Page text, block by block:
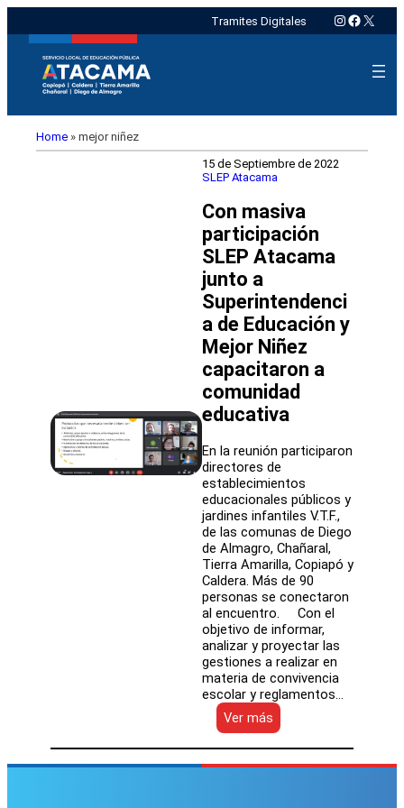
Tramites Digitales Instagram
X
Home » mejor niñez
15 de Septiembre de 2022
SLEP Atacama
Con masiva
participación
SLEP Atacama
junto a
Superintendenci
a de Educación y
Mejor Niñez
capacitaron a
comunidad
educativa
En la reunión participaron
directores de
establecimientos
educacionales públicos y
jardines infantiles V.T.F.,
de las comunas de Diego
de Almagro, Chañaral,
Tierra Amarilla, Copiapó y
Caldera. Más de 90
personas se conectaron
al encuentro. Con el
objetivo de informar,
analizar y proyectar las
gestiones a realizar en
materia de convivencia
escolar y reglamentos…
Ver más
Con
masiva
participación